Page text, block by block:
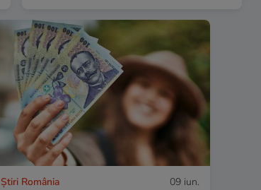
Știri România 09 iun.